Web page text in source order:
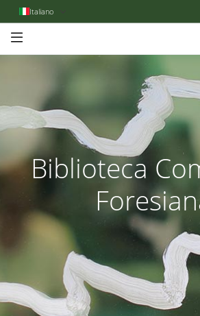
Italiano
Biblioteca